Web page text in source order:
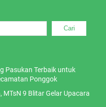
Cari
Pasukan Terbaik untuk
Ponggok
9 Blitar Gelar Upacara